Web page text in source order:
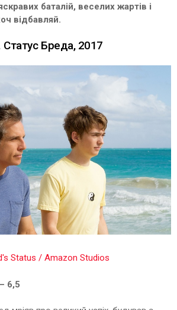
баталій, веселих жартів і
відбавляй.
Статус Бреда, 2017
Status / Amazon Studios
6,5